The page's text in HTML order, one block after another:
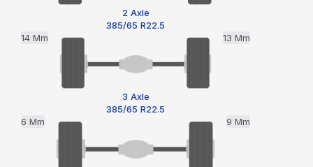
2 Axle
385/65 R22.5
14 Mm
13 Mm
3 Axle
385/65 R22.5
6 Mm
9 Mm